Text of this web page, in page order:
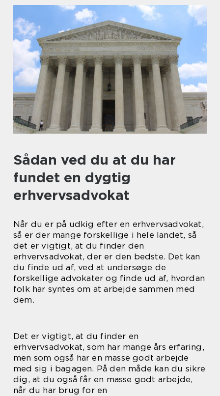
Sådan ved du at du har
fundet en dygtig
erhvervsadvokat
Når du er på udkig efter en erhvervsadvokat,
så er der mange forskellige i hele landet, så
det er vigtigt, at du finder den
erhvervsadvokat, der er den bedste. Det kan
du finde ud af, ved at undersøge de
forskellige advokater og finde ud af, hvordan
folk har syntes om at arbejde sammen med
dem.
Det er vigtigt, at du finder en
erhvervsadvokat, som har mange års erfaring,
men som også har en masse godt arbejde
med sig i bagagen. På den måde kan du sikre
dig, at du også får en masse godt arbejde,
når du har brug for en